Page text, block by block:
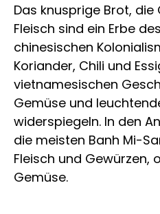
Das knusprige Brot,
Fleisch sind ein Erbe
chinesischen
Koriander, Chili und
vietnamesischen
Gemüse und
widerspiegeln. In den
die meisten Banh Mi-
Fleisch und Gewürzen,
Gemüse.